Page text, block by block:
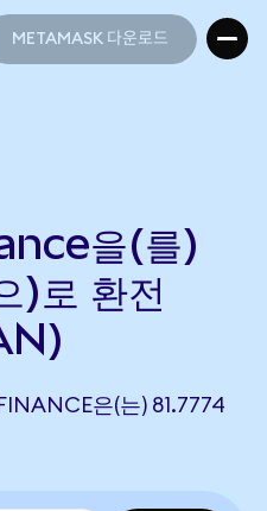
METAMASK 다운로드
을(를)
로 환전
은(는) 81.7774